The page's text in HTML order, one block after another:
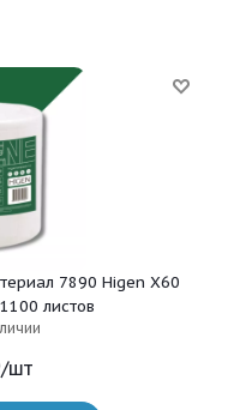
7890 Higen X60
листов
/шт